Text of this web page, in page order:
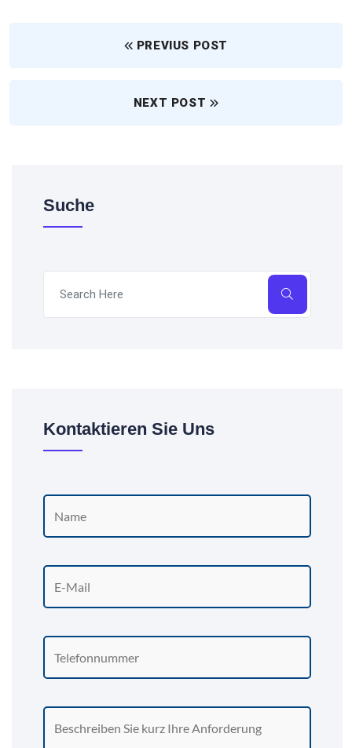
PREVIUS POST
NEXT POST
Suche
Kontaktieren Sie Uns